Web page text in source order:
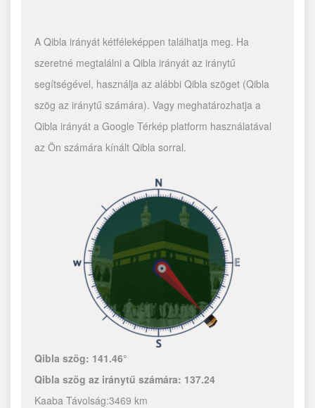
A Qibla irányát kétféleképpen találhatja meg. Ha
szeretné megtalálni a Qibla irányát az iránytű
segítségével, használja az alábbi Qibla szöget (Qibla
szög az iránytű számára). Vagy meghatározhatja a
Qibla irányát a Google Térkép platform használatával
az Ön számára kínált Qibla sorral.
Qibla szög: 141.46°
Qibla szög az iránytű számára: 137.24
Kaaba Távolság:3469 km